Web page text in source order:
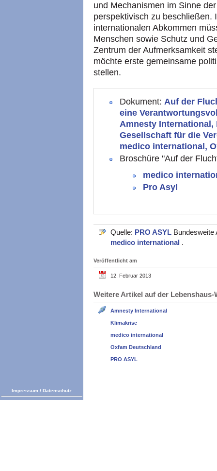
und Mechanismen im Sinne
perspektivisch zu beschließen.
internationalen Abkommen
Menschen sowie Schutz und
Zentrum der Aufmerksamkeit
möchte erste gemeinsame
stellen.
Dokument: Auf der
eine
Amnesty
Gesellschaft für die
medico international,
Broschüre "Auf der
medico
Pro Asyl
Quelle: PRO ASYL Bundesweite
medico international .
Veröffentlicht am
12. Februar 2013
Weitere Artikel auf der
Amnesty International
Klimakrise
medico international
Oxfam Deutschland
PRO ASYL
Impressum / Datenschutz